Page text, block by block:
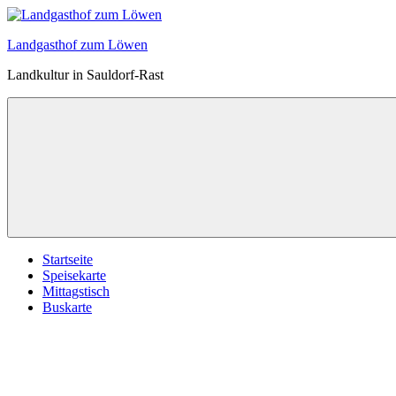
Zum
springen
Landgasthof zum Löwen
Landkultur in Sauldorf-Rast
Startseite
Speisekarte
Mittagstisch
Buskarte